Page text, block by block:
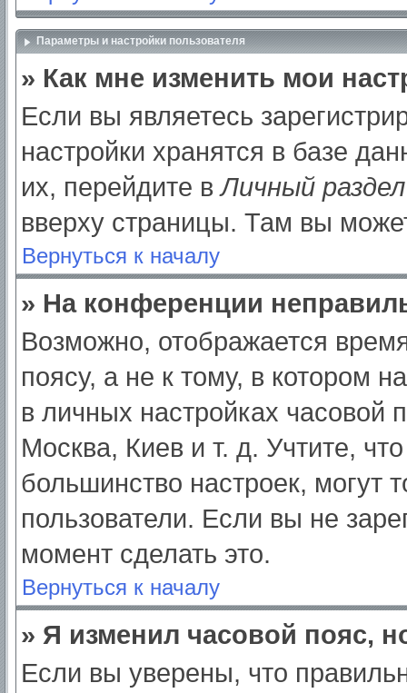
Параметры и настройки пользователя
» Как мне изменить мои
Если вы являетесь
настройки хранятся в базе
их, перейдите вЛичный раздел
вверху страницы. Там вы
Вернуться к началу
» На конференции
Возможно, отображается
поясу, а не к тому, в котором
в личных настройках часовой
Москва, Киев и т. д. Учтите,
большинство настроек, могут
пользователи. Если вы не
момент сделать это.
Вернуться к началу
» Я изменил часовой пояс,
Если вы уверены, что